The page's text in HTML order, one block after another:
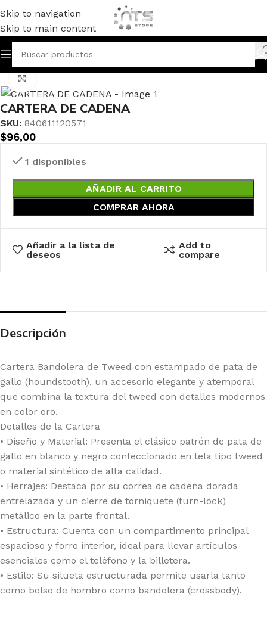
Skip to navigation
Skip to main content
Inicio CARTERAS Y ACCESORIOS
CARTERA DE CADENA
SKU: 840611120571
$96,00
1 disponibles
AÑADIR AL CARRITO
COMPRAR AHORA
Añadir a la lista de
deseos
Add to
compare
Descripción
Cartera Bandolera de Tweed con estampado de pata de
gallo (houndstooth), un accesorio elegante y atemporal
que combina la textura del tweed con detalles modernos
en color oro.
Detalles de la Cartera
• Diseño y Material: Presenta el clásico patrón de pata de
gallo en blanco y negro confeccionado en tela tipo tweed
o material sintético de alta calidad.
• Herrajes: Destaca por su correa de cadena dorada
entrelazada y un cierre de torniquete (turn-lock)
metálico en la parte frontal.
• Estructura: Cuenta con un compartimento principal
espacioso y forro interior, ideal para llevar artículos
esenciales como el teléfono y la billetera.
• Estilo: Su silueta estructurada permite usarla tanto
como bolso de hombro como bandolera (crossbody).